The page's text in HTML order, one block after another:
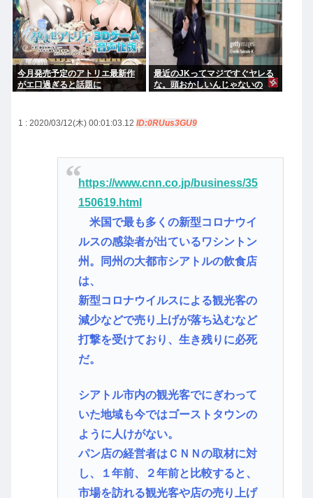
今月発売予定のアトリエ最新作
がエ口過ぎると話題に
最近のJKってマジですぐヤレる
な。頭おかしいんじゃないの
1 : 2020/03/12(木) 00:01:03.12 ID:0RUus3GU9
https://www.cnn.co.jp/business/35
150619.html
米国で最も多くの新型コロナウイ
ルスの感染者が出ているワシントン
州。同州の大都市シアトルの飲食店
は、
新型コロナウイルスによる観光客の
減少などで売り上げが落ち込むなど
打撃を受けており、生き残りに必死
だ。
シアトル市内の観光客でにぎわって
いた地域も今ではゴーストタウンの
ように人けがない。
パン店の経営者はＣＮＮの取材に対
し、１年前、２年前と比較すると、
市場を訪れる観光客や店の売り上げ